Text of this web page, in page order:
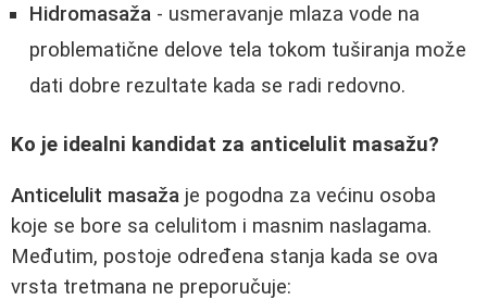
Hidromasaža - usmeravanje mlaza vode na
problematične delove tela tokom tuširanja može
dati dobre rezultate kada se radi redovno.
Ko je idealni kandidat za anticelulit masažu?
Anticelulit masaža je pogodna za većinu osoba
koje se bore sa celulitom i masnim naslagama.
Međutim, postoje određena stanja kada se ova
vrsta tretmana ne preporučuje: